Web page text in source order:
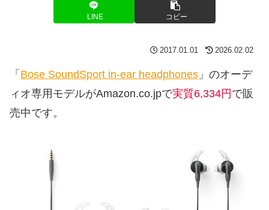
LINE コピー
2017.01.01 2026.02.02
「 Bose SoundSport in-ear headphones 」のオーデ
ィオ専用モデルがAmazon.co.jpで実質6,334円 で販
売中です。